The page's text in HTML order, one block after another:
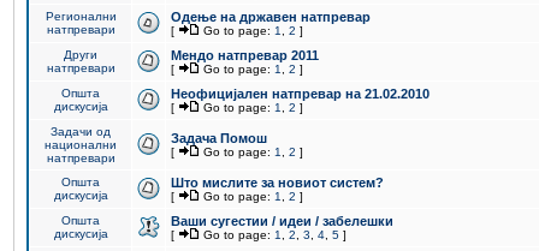
Регионални
натпревари
Одење на државен натпревар
[ Go to page: 1 2 ]
Други
натпревари
Мендо натпревар 2011
[ Go to page: 1 2 ]
Општа
дискусија
Неофицијален натпревар на 21.02.2010
[ Go to page: 1 2 ]
Задачи од
национални
натпревари
Задача Помош
[ Go to page: 1 2 ]
Општа
дискусија
Што мислите за новиот систем?
[ Go to page: 1 2 ]
Општа
дискусија
Ваши сугестии / идеи / забелешки
[ Go to page: 1 2 3 4 5 ]